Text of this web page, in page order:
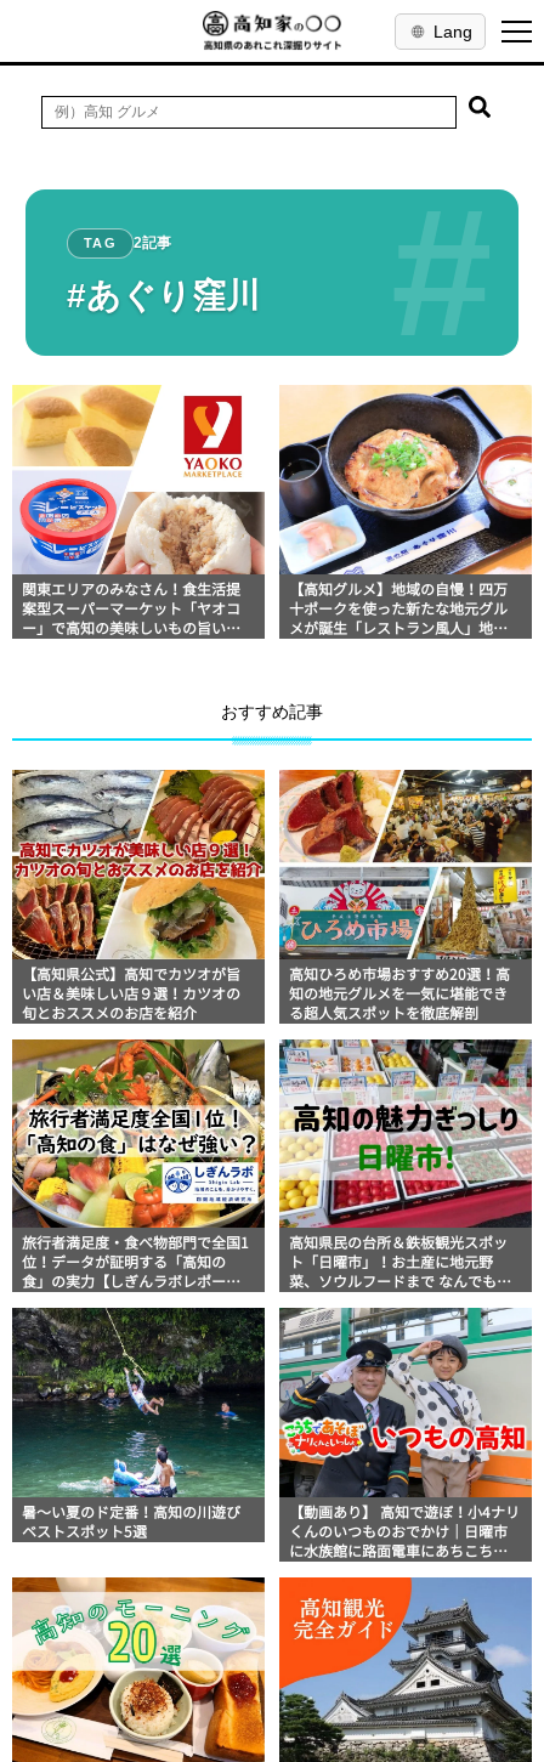
Lang
#
TAG 2記事
#あぐり窪川
関東エリアのみなさん！食生活提
案型スーパーマーケット「ヤオコ
ー」で高知の美味しいもの旨いも
【高知グルメ】地域の自慢！四万
十ポークを使った新たな地元グル
メが誕生「レストラン風人」地元
おすすめ記事
【高知県公式】高知でカツオが旨
い店＆美味しい店９選！カツオの
旬とおススメのお店を紹介
高知ひろめ市場おすすめ20選！高
知の地元グルメを一気に堪能でき
る超人気スポットを徹底解剖
旅行者満足度・食べ物部門で全国1
位！データが証明する「高知の
食」の実力【しぎんラボレポー
高知県民の台所＆鉄板観光スポッ
ト「日曜市」！お土産に地元野
菜、ソウルフードまで なんでもそ
説！
暑～い夏のド定番！高知の川遊び
ベストスポット5選
【動画あり】 高知で遊ぼ！小4ナリ
くんのいつものおでかけ｜日曜市
に水族館に路面電車にあちこち巡